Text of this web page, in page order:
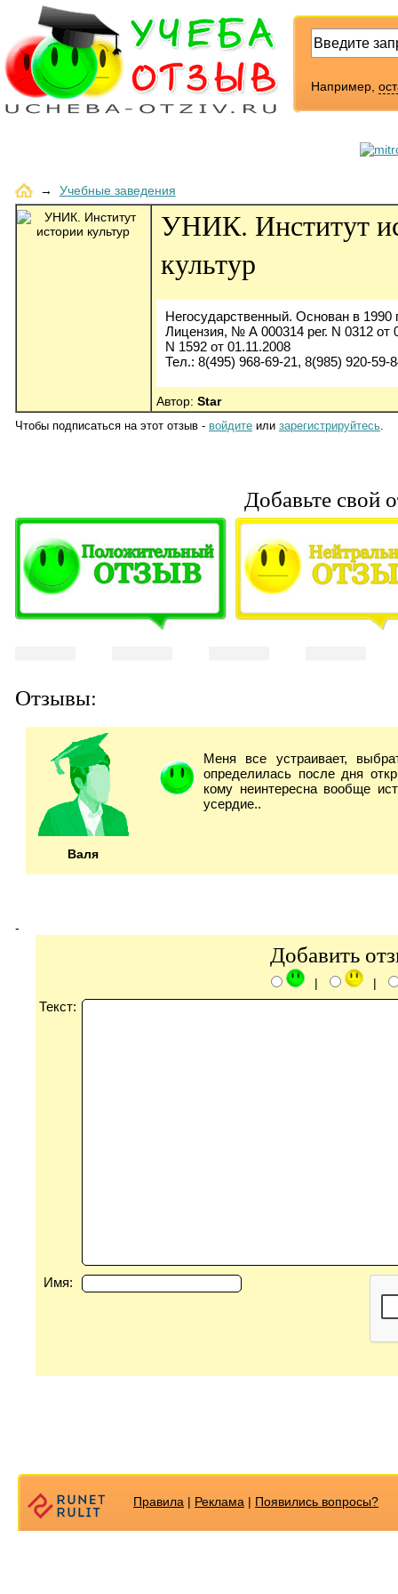
Например,
→ Учебные заведения
УНИК. Институт
культур
Негосударственный. Основан в 1990
Лицензия, № А 000314 рег. N 0312 от
N 1592 от 01.11.2008
Тел.: 8(495) 968-69-21, 8(985) 920-59-
Автор: Star
Чтобы подписаться на этот отзыв - войдите или зарегистрируйтесь.
Добавьте свой
Отзывы:
Валя
Меня все устраивает,
определилась после дня
кому неинтересна вообще
усердие..
-
Добавить
| |
Текст:
Имя:
Правила | Реклама | Появилиcь вопросы?